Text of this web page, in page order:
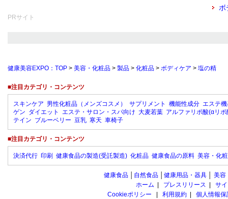
ボ
PRサイト
健康美容EXPO：TOP > 美容・化粧品 > 製品 > 化粧品 > ボディケア > 塩の精
■注目カテゴリ・コンテンツ
スキンケア 男性化粧品（メンズコスメ） サプリメント 機能性成分 エステ
ゲン ダイエット エステ・サロン・スパ向け 大麦若葉 アルファリポ酸(αリポ
テイン ブルーベリー 豆乳 寒天 車椅子
■注目カテゴリ・コンテンツ
決済代行 印刷 健康食品の製造(受託製造) 化粧品 健康食品の原料 美容・化
健康食品 自然食品 健康用品・器具 美容
ホーム
プレスリリース
サ
Cookieポリシー
利用規約 個人情報